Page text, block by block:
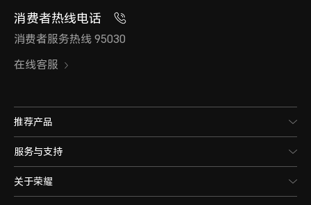
消费者热线电话
消费者服务热线 95030
在线客服
推荐产品
服务与支持
关于荣耀